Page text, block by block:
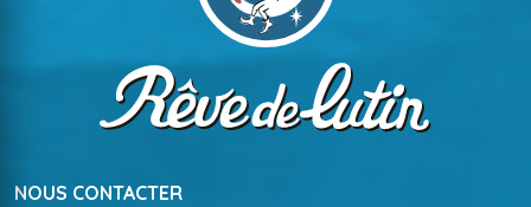
NOUS CONTACTER